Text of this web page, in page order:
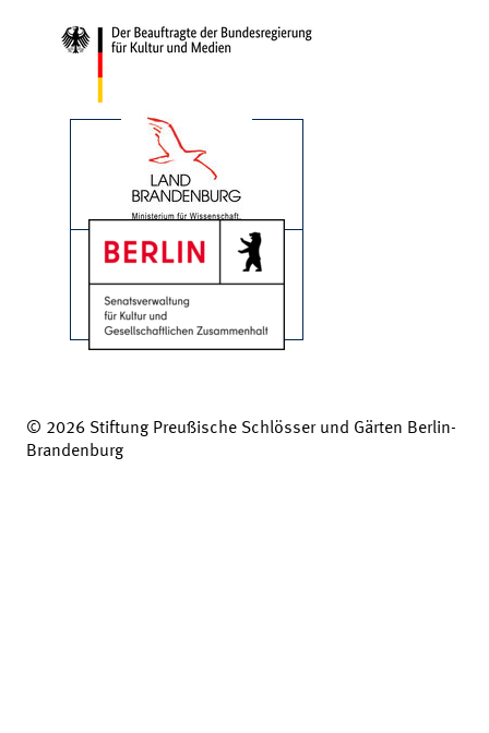
© 2026 Stiftung Preußische Schlösser und Gärten Berlin-
Brandenburg